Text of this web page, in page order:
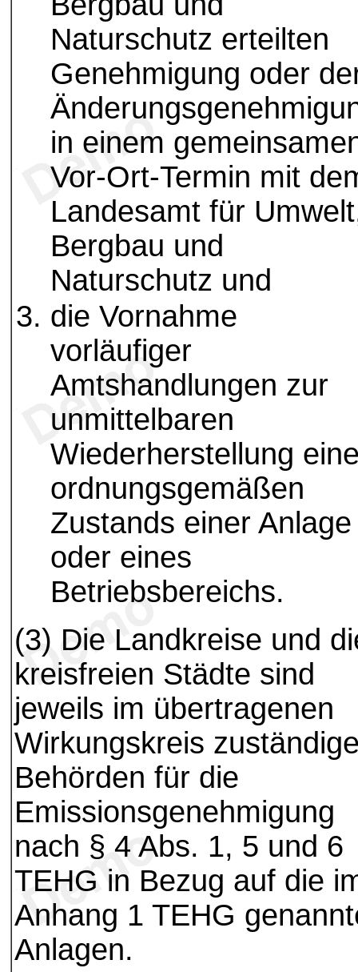
Naturschutz erteilten
Genehmigung oder
in einem
Vor-Ort-Termin mit
Landesamt für
Bergbau und
Naturschutz und
die Vornahme
vorläufiger
Amtshandlungen zur
unmittelbaren
Wiederherstellung
ordnungsgemäßen
Zustands einer Anlage
oder eines
Betriebsbereichs.
(3) Die Landkreise und
kreisfreien Städte sind
jeweils im übertragenen
Wirkungskreis
Behörden für die
Emissionsgenehmigung
nach § 4 Abs. 1, 5 und 6
TEHG in Bezug auf die
Anhang 1 TEHG
Anlagen.